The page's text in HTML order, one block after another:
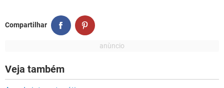
Compartilhar
Veja também